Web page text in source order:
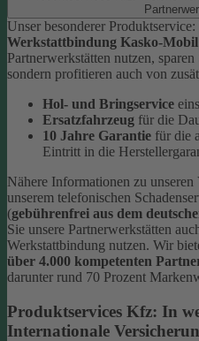
Unser besonderer
Werkstattbindung Kasko-Mobil
Partnerwerkstätten nutzen,
sondern profitieren auch von
Hol- und Bringservice
Ersatzfahrzeug für die
10 Jahre Garantie für die
Eintritt in die
Nähere Informationen zu
unserem telefonischen
(gebührenfrei aus dem
Sie unsere Partnerwerkstätten
Werkstattbindung nutzen. Wir
über 4.000 kompetenten
darunter rund 70 Prozent
Produktservices Kfz: In
Internationale